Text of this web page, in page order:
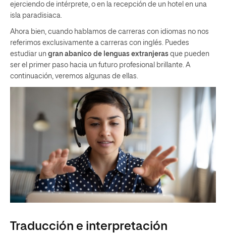
ejerciendo de intérprete, o en la recepción de un hotel en una
isla paradisiaca.
Ahora bien, cuando hablamos de carreras con idiomas no nos
referimos exclusivamente a carreras con inglés. Puedes
estudiar un gran abanico de lenguas extranjeras que pueden
ser el primer paso hacia un futuro profesional brillante. A
continuación, veremos algunas de ellas.
Traducción e interpretación